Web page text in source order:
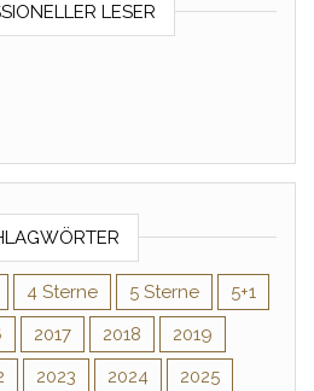
LESER
4 Sterne 5 Sterne
5+1
2017 2018
2019
2023 2024
2025